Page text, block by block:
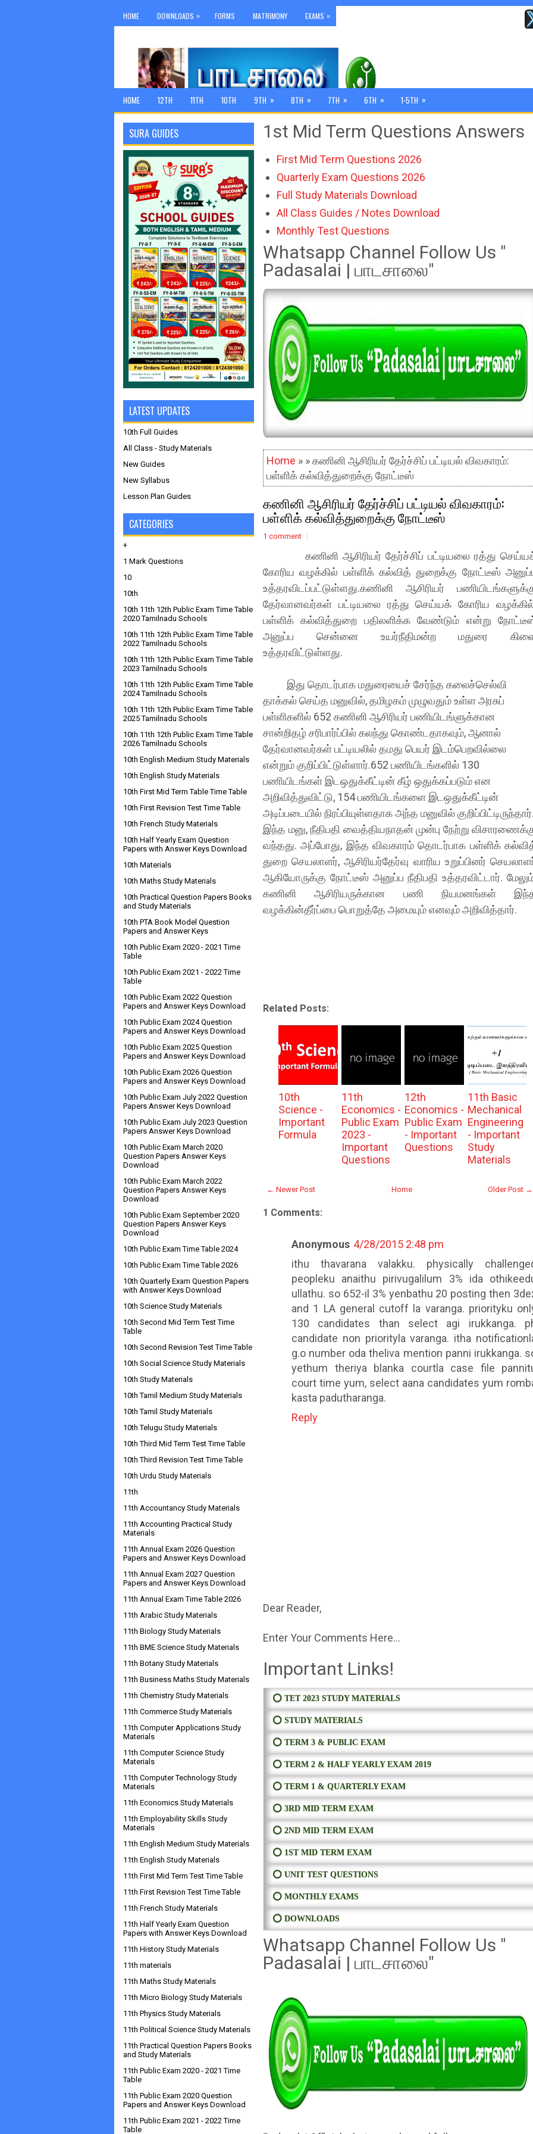
HOME DOWNLOADS » FORMS MATRIMONY EXAMS »
HOME 12TH 11TH 10TH 9TH » 8TH » 7TH » 6TH » 1-5TH »
1st Mid Term Questions Answers
First Mid Term Questions 2026
Quarterly Exam Questions 2026
Full Study Materials Download
All Class Guides / Notes Download
Monthly Test Questions
Whatsapp Channel Follow Us "
Padasalai | பாடசாலை"
Home » » கணினி ஆசிரியர் தேர்ச்சிப் பட்டியல் விவகாரம்:
பள்ளிக் கல்வித்துறைக்கு நோட்டீஸ்
கணினி ஆசிரியர் தேர்ச்சிப் பட்டியல் விவகாரம்:
பள்ளிக் கல்வித்துறைக்கு நோட்டீஸ்
1 comment
கணினி ஆசிரியர் தேர்ச்சிப் பட்டியலை ரத்து
கோரிய வழக்கில் பள்ளிக் கல்வித் துறைக்கு நோட்டீஸ்
உத்தரவிடப்பட்டுள்ளது.கணினி ஆசிரியர்
தேர்வானவர்கள் பட்டியலை ரத்து செய்யக் கோரிய
பள்ளிக் கல்வித்துறை பதிலளிக்க வேண்டும் என்று
அனுப்ப சென்னை உயர்நீதிமன்ற மதுரை
உத்தரவிட்டுள்ளது.
இது தொடர்பாக மதுரையைச் சேர்ந்த கலைச்செல்வி
தாக்கல் செய்த மனுவில், தமிழகம் முழுவதும் உள்ள அரசுப்
பள்ளிகளில் 652 கணினி ஆசிரியர் பணியிடங்ளுக்கான
சான்றிதழ் சரிபார்ப்பில் கலந்து கொண்டதாகவும், ஆனால்
தேர்வானவர்கள் பட்டியலில் தமது பெயர் இடம்பெறவில்லை
என்றும் குறிப்பிட்டுள்ளார்.652 பணியிடங்களில் 130
பணியிடங்கள் இடஒதுக்கீட்டின் கீழ் ஒதுக்கப்படும் என
அறிவித்துவிட்டு, 154 பணியிடங்களை இடஒதுக்கீட்டின்
அடிப்படையில் நிரப்பியுள்ளதாக அந்த மனுவில் குறிப்பிட்டிருந்தார்.
இந்த மனு, நீதிபதி வைத்தியநாதன் முன்பு நேற்று
வந்தது. அப்போது, இந்த விவகாரம் தொடர்பாக பள்ளிக்
துறை செயலாளர், ஆசிரியர்தேர்வு வாரிய உறுப்பினர்
ஆகியோருக்கு நோட்டீஸ் அனுப்ப நீதிபதி உத்தரவிட்டார்.
கணினி ஆசிரியருக்கான பணி நியமனங்கள்
வழக்கின்தீர்ப்பை பொறுத்தே அமையும் எனவும் அறிவித்தார்.
Related Posts:
10th
Science -
Important
Formula
11th
Economics -
Public Exam
2023 -
Important
Questions
12th
Economics -
Public Exam
- Important
Questions
11th Basic
Mechanical
Engineering
- Important
Study
Materials
← Newer Post Older Post →
Home
1 Comments:
Anonymous 4/28/2015 2:48 pm
ithu thavarana valakku. physically
peopleku anaithu pirivugalilum 3% ida
ullathu. so 652-il 3% yenbathu 20 posting then
and 1 LA general cutoff la varanga. priorityku
130 candidates than select agi irukkanga.
candidate non priorityla varanga. itha
g.o number oda theliva mention panni irukkanga.
yethum theriya blanka courtla case file
court time yum, select aana candidates yum
kasta padutharanga.
Reply
Dear Reader,
Enter Your Comments Here...
Important Links!
⭕ TET 2023 STUDY MATERIALS
⭕ STUDY MATERIALS
⭕ TERM 3 & PUBLIC EXAM
⭕ TERM 2 & HALF YEARLY EXAM 2019
⭕ TERM 1 & QUARTERLY EXAM
⭕ 3RD MID TERM EXAM
⭕ 2ND MID TERM EXAM
⭕ 1ST MID TERM EXAM
⭕ UNIT TEST QUESTIONS
⭕ MONTHLY EXAMS
⭕ DOWNLOADS
Whatsapp Channel Follow Us "
Padasalai | பாடசாலை"
SURA GUIDES
LATEST UPDATES
10th Full Guides
All Class - Study Materials
New Guides
New Syllabus
Lesson Plan Guides
CATEGORIES
+
1 Mark Questions
10
10th
10th 11th 12th Public Exam Time Table
2020 Tamilnadu Schools
10th 11th 12th Public Exam Time Table
2022 Tamilnadu Schools
10th 11th 12th Public Exam Time Table
2023 Tamilnadu Schools
10th 11th 12th Public Exam Time Table
2024 Tamilnadu Schools
10th 11th 12th Public Exam Time Table
2025 Tamilnadu Schools
10th 11th 12th Public Exam Time Table
2026 Tamilnadu Schools
10th English Medium Study Materials
10th English Study Materials
10th First Mid Term Table Time Table
10th First Revision Test Time Table
10th French Study Materials
10th Half Yearly Exam Question
Papers with Answer Keys Download
10th Materials
10th Maths Study Materials
10th Practical Question Papers Books
and Study Materials
10th PTA Book Model Question
Papers and Answer Keys
10th Public Exam 2020 - 2021 Time
Table
10th Public Exam 2021 - 2022 Time
Table
10th Public Exam 2022 Question
Papers and Answer Keys Download
10th Public Exam 2024 Question
Papers and Answer Keys Download
10th Public Exam 2025 Question
Papers and Answer Keys Download
10th Public Exam 2026 Question
Papers and Answer Keys Download
10th Public Exam July 2022 Question
Papers Answer Keys Download
10th Public Exam July 2023 Question
Papers Answer Keys Download
10th Public Exam March 2020
Question Papers Answer Keys
Download
10th Public Exam March 2022
Question Papers Answer Keys
Download
10th Public Exam September 2020
Question Papers Answer Keys
Download
10th Public Exam Time Table 2024
10th Public Exam Time Table 2026
10th Quarterly Exam Question Papers
with Answer Keys Download
10th Science Study Materials
10th Second Mid Term Test Time
Table
10th Second Revision Test Time Table
10th Social Science Study Materials
10th Study Materials
10th Tamil Medium Study Materials
10th Tamil Study Materials
10th Telugu Study Materials
10th Third Mid Term Test Time Table
10th Third Revision Test Time Table
10th Urdu Study Materials
11th
11th Accountancy Study Materials
11th Accounting Practical Study
Materials
11th Annual Exam 2026 Question
Papers and Answer Keys Download
11th Annual Exam 2027 Question
Papers and Answer Keys Download
11th Annual Exam Time Table 2026
11th Arabic Study Materials
11th Biology Study Materials
11th BME Science Study Materials
11th Botany Study Materials
11th Business Maths Study Materials
11th Chemistry Study Materials
11th Commerce Study Materials
11th Computer Applications Study
Materials
11th Computer Science Study
Materials
11th Computer Technology Study
Materials
11th Economics Study Materials
11th Employability Skills Study
Materials
11th English Medium Study Materials
11th English Study Materials
11th First Mid Term Test Time Table
11th First Revision Test Time Table
11th French Study Materials
11th Half Yearly Exam Question
Papers with Answer Keys Download
11th History Study Materials
11th materials
11th Maths Study Materials
11th Micro Biology Study Materials
11th Physics Study Materials
11th Political Science Study Materials
11th Practical Question Papers Books
and Study Materials
11th Public Exam 2020 - 2021 Time
Table
11th Public Exam 2020 Question
Papers and Answer Keys Download
11th Public Exam 2021 - 2022 Time
Table